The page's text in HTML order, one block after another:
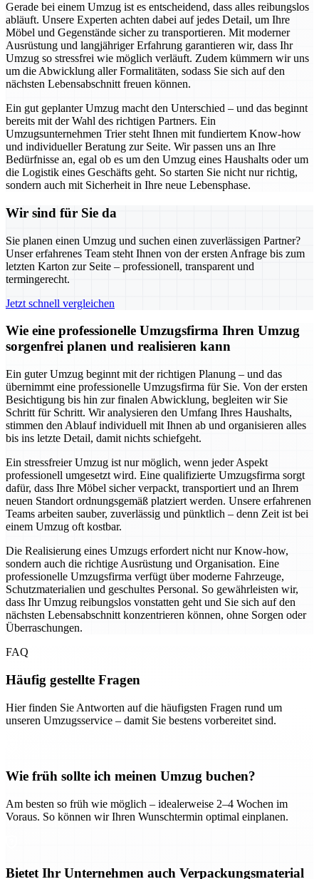
Gerade bei einem Umzug ist es entscheidend, dass alles reibungslos
abläuft. Unsere Experten achten dabei auf jedes Detail, um Ihre
Möbel und Gegenstände sicher zu transportieren. Mit moderner
Ausrüstung und langjähriger Erfahrung garantieren wir, dass Ihr
Umzug so stressfrei wie möglich verläuft. Zudem kümmern wir uns
um die Abwicklung aller Formalitäten, sodass Sie sich auf den
nächsten Lebensabschnitt freuen können.
Ein gut geplanter Umzug macht den Unterschied – und das beginnt
bereits mit der Wahl des richtigen Partners. Ein
Umzugsunternehmen Trier steht Ihnen mit fundiertem Know-how
und individueller Beratung zur Seite. Wir passen uns an Ihre
Bedürfnisse an, egal ob es um den Umzug eines Haushalts oder um
die Logistik eines Geschäfts geht. So starten Sie nicht nur richtig,
sondern auch mit Sicherheit in Ihre neue Lebensphase.
Wir sind für Sie da
Sie planen einen Umzug und suchen einen zuverlässigen Partner?
Unser erfahrenes Team steht Ihnen von der ersten Anfrage bis zum
letzten Karton zur Seite – professionell, transparent und
termingerecht.
Jetzt schnell vergleichen
Wie eine professionelle Umzugsfirma Ihren Umzug
sorgenfrei planen und realisieren kann
Ein guter Umzug beginnt mit der richtigen Planung – und das
übernimmt eine professionelle Umzugsfirma für Sie. Von der ersten
Besichtigung bis hin zur finalen Abwicklung, begleiten wir Sie
Schritt für Schritt. Wir analysieren den Umfang Ihres Haushalts,
stimmen den Ablauf individuell mit Ihnen ab und organisieren alles
bis ins letzte Detail, damit nichts schiefgeht.
Ein stressfreier Umzug ist nur möglich, wenn jeder Aspekt
professionell umgesetzt wird. Eine qualifizierte Umzugsfirma sorgt
dafür, dass Ihre Möbel sicher verpackt, transportiert und an Ihrem
neuen Standort ordnungsgemäß platziert werden. Unsere erfahrenen
Teams arbeiten sauber, zuverlässig und pünktlich – denn Zeit ist bei
einem Umzug oft kostbar.
Die Realisierung eines Umzugs erfordert nicht nur Know-how,
sondern auch die richtige Ausrüstung und Organisation. Eine
professionelle Umzugsfirma verfügt über moderne Fahrzeuge,
Schutzmaterialien und geschultes Personal. So gewährleisten wir,
dass Ihr Umzug reibungslos vonstatten geht und Sie sich auf den
nächsten Lebensabschnitt konzentrieren können, ohne Sorgen oder
Überraschungen.
FAQ
Häufig gestellte Fragen
Hier finden Sie Antworten auf die häufigsten Fragen rund um
unseren Umzugsservice – damit Sie bestens vorbereitet sind.
Wie früh sollte ich meinen Umzug buchen?
Am besten so früh wie möglich – idealerweise 2–4 Wochen im
Voraus. So können wir Ihren Wunschtermin optimal einplanen.
Bietet Ihr Unternehmen auch Verpackungsmaterial